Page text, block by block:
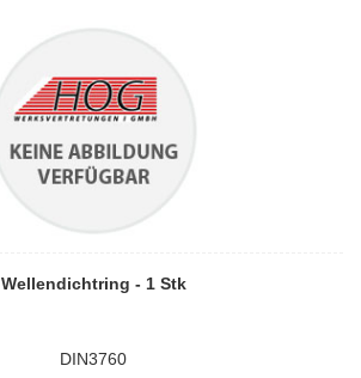
Wellendichtring - 1 Stk
DIN3760